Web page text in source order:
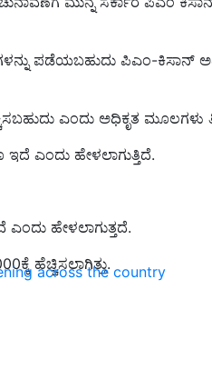
across the country
ಪಡೆಯಬಹುದು ಪಿಎಂ-ಕಿಸಾನ್
ಎಂದು ಅಧಿಕೃತ ಮೂಲಗಳು
ಎಂದು ಹೇಳಲಾಗುತ್ತಿದೆ.
ಹೇಳಲಾಗುತ್ತದೆ.
ಕ್ಕೆ ಹೆಚ್ಚಿಸಲಾಗಿತ್ತು.